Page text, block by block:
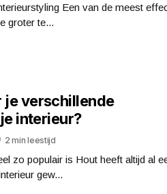
Een van de meest
groter te...
je verschillende
interieur?
2 min leestijd
zo populair is Hout heeft altijd al
gew...